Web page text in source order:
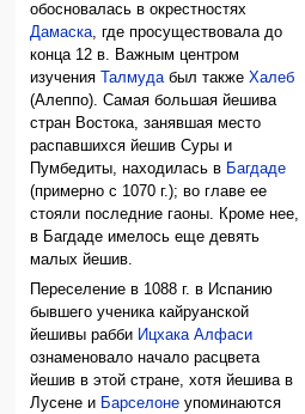
обосновалась в окрестностях
Дамаска, где просуществовала до
конца 12 в. Важным центром
изучения
Талмудабыл такжеХалеб
(Алеппо). Самая большая йешива
стран Востока, занявшая место
распавшихся йешив Суры и
Пумбедиты, находилась в Багдаде
(примерно с 1070 г.); во главе ее
стояли последние гаоны. Кроме нее,
в Багдаде имелось еще девять
малых йешив.
Переселение в 1088 г. в Испанию
бывшего ученика кайруанской
йешивы рабби Ицхака Алфаси
ознаменовало начало расцвета
йешив в этой стране, хотя йешива в
Лусене и Барселоне упоминаются